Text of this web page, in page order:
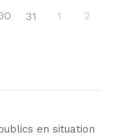
31 1 2
en situation